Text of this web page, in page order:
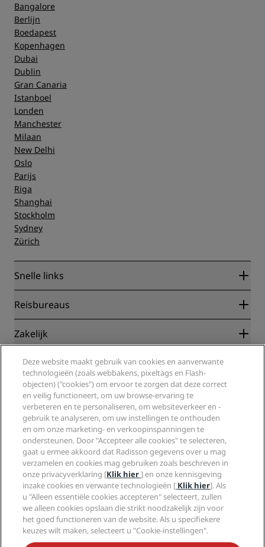
Bangalore
Berlijn
Boedapest
Kopenhagen
Dubai
Dublin
Gran Canaria
Istanboel
Londen
Manchester
Milaan
New Delhi
Oslo
Parijs
Riga
Shanghai
Stockholm
Sydney
Zürich
Snelle links
Radisson Rewards
Blog
Bestemmingen
Radisson Hotels-app
Sports Approved-hotels
Gezinsvriendelijk hotels
Gezondheid en veiligheid
Reisbureaus
Partners
Reisagenten
Zakelijk
Radisson Hotel Group
Media
Vacatures RHG
Vacatures PPHE
Vacatures EHL
The Club by RHG
Hotelontwikkeling
Duurzaam ondernemen
Inkoop
Juridisch
Privacycentrum
Juridische kennisgeving
Algemene voorwaarden voor Radisson Rewards
Gebruikersovereenkomst site
Digitale toegankelijkheid
Verklaring inzake moderne slavernij
Help
Waarschuwingen voor consumenten
Contactgegevens
Veelgestelde vragen
Sitemap
Social media
Radisson Hotels Brands
Deze website maakt gebruik van cookies en aanverwante
technologieën (zoals webbakens, pixeltags en Flash-
objecten) ("cookies") om ervoor te zorgen dat deze correct
en veilig functioneert, om uw browse-ervaring te
verbeteren en te personaliseren, om websiteverkeer en -
gebruik te analyseren, om uw instellingen te onthouden
en om onze marketing- en verkoopinspanningen te
ondersteunen. Door "Accepteer alle cookies" te selecteren,
gaat u ermee akkoord dat Radisson gegevens over u mag
verzamelen en cookies mag gebruiken zoals beschreven in
onze privacyverklaring [Klik hier] en onze kennisgeving
inzake cookies en verwante technologieën [ Klik hier]. Als
u "Alleen essentiële cookies accepteren" selecteert, zullen
we alleen cookies opslaan die strikt noodzakelijk zijn voor
het goed functioneren van de website. Als u specifiekere
keuzes wilt maken, selecteert u "Cookie-instellingen".